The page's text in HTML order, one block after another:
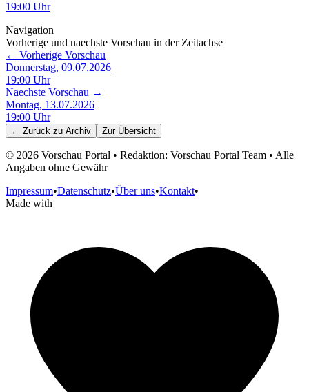
19:00 Uhr
Navigation
Vorherige und naechste Vorschau in der Zeitachse
← Vorherige Vorschau
Donnerstag, 09.07.2026
19:00 Uhr
Naechste Vorschau →
Montag, 13.07.2026
19:00 Uhr
← Zurück zu Archiv Zur Übersicht
© 2026 Vorschau Portal • Redaktion: Vorschau Portal Team • Alle
Angaben ohne Gewähr
Impressum•Datenschutz•Über uns•Kontakt•
Made with